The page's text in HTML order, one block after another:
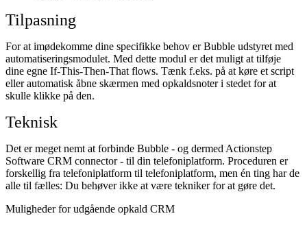
Tilpasning
For at imødekomme dine specifikke behov er Bubble udstyret med
automatiseringsmodulet. Med dette modul er det muligt at tilføje
dine egne If-This-Then-That flows. Tænk f.eks. på at køre et script
eller automatisk åbne skærmen med opkaldsnoter i stedet for at
skulle klikke på den.
Teknisk
Det er meget nemt at forbinde Bubble - og dermed Actionstep
Software CRM connector - til din telefoniplatform. Proceduren er
forskellig fra telefoniplatform til telefoniplatform, men én ting har de
alle til fælles: Du behøver ikke at være tekniker for at gøre det.
Muligheder for udgående opkald CRM